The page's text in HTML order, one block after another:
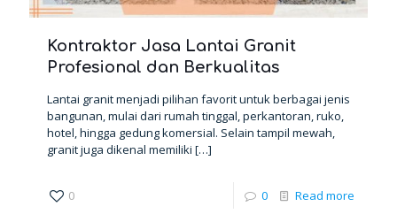
Kontraktor Jasa Lantai Granit
Profesional dan Berkualitas
Lantai granit menjadi pilihan favorit untuk berbagai jenis
bangunan, mulai dari rumah tinggal, perkantoran, ruko,
hotel, hingga gedung komersial. Selain tampil mewah,
granit juga dikenal memiliki […]
0 0 Read more